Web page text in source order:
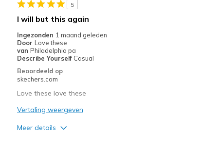
Going Out
Travel
View On Shoes
5
I will but this again
Ingezonden 1 maand geleden
Door Love these
van Philadelphia pa
Describe Yourself Casual
Beoordeeld op
skechers.com
Love these love these
Vertaling weergeven
Meer details